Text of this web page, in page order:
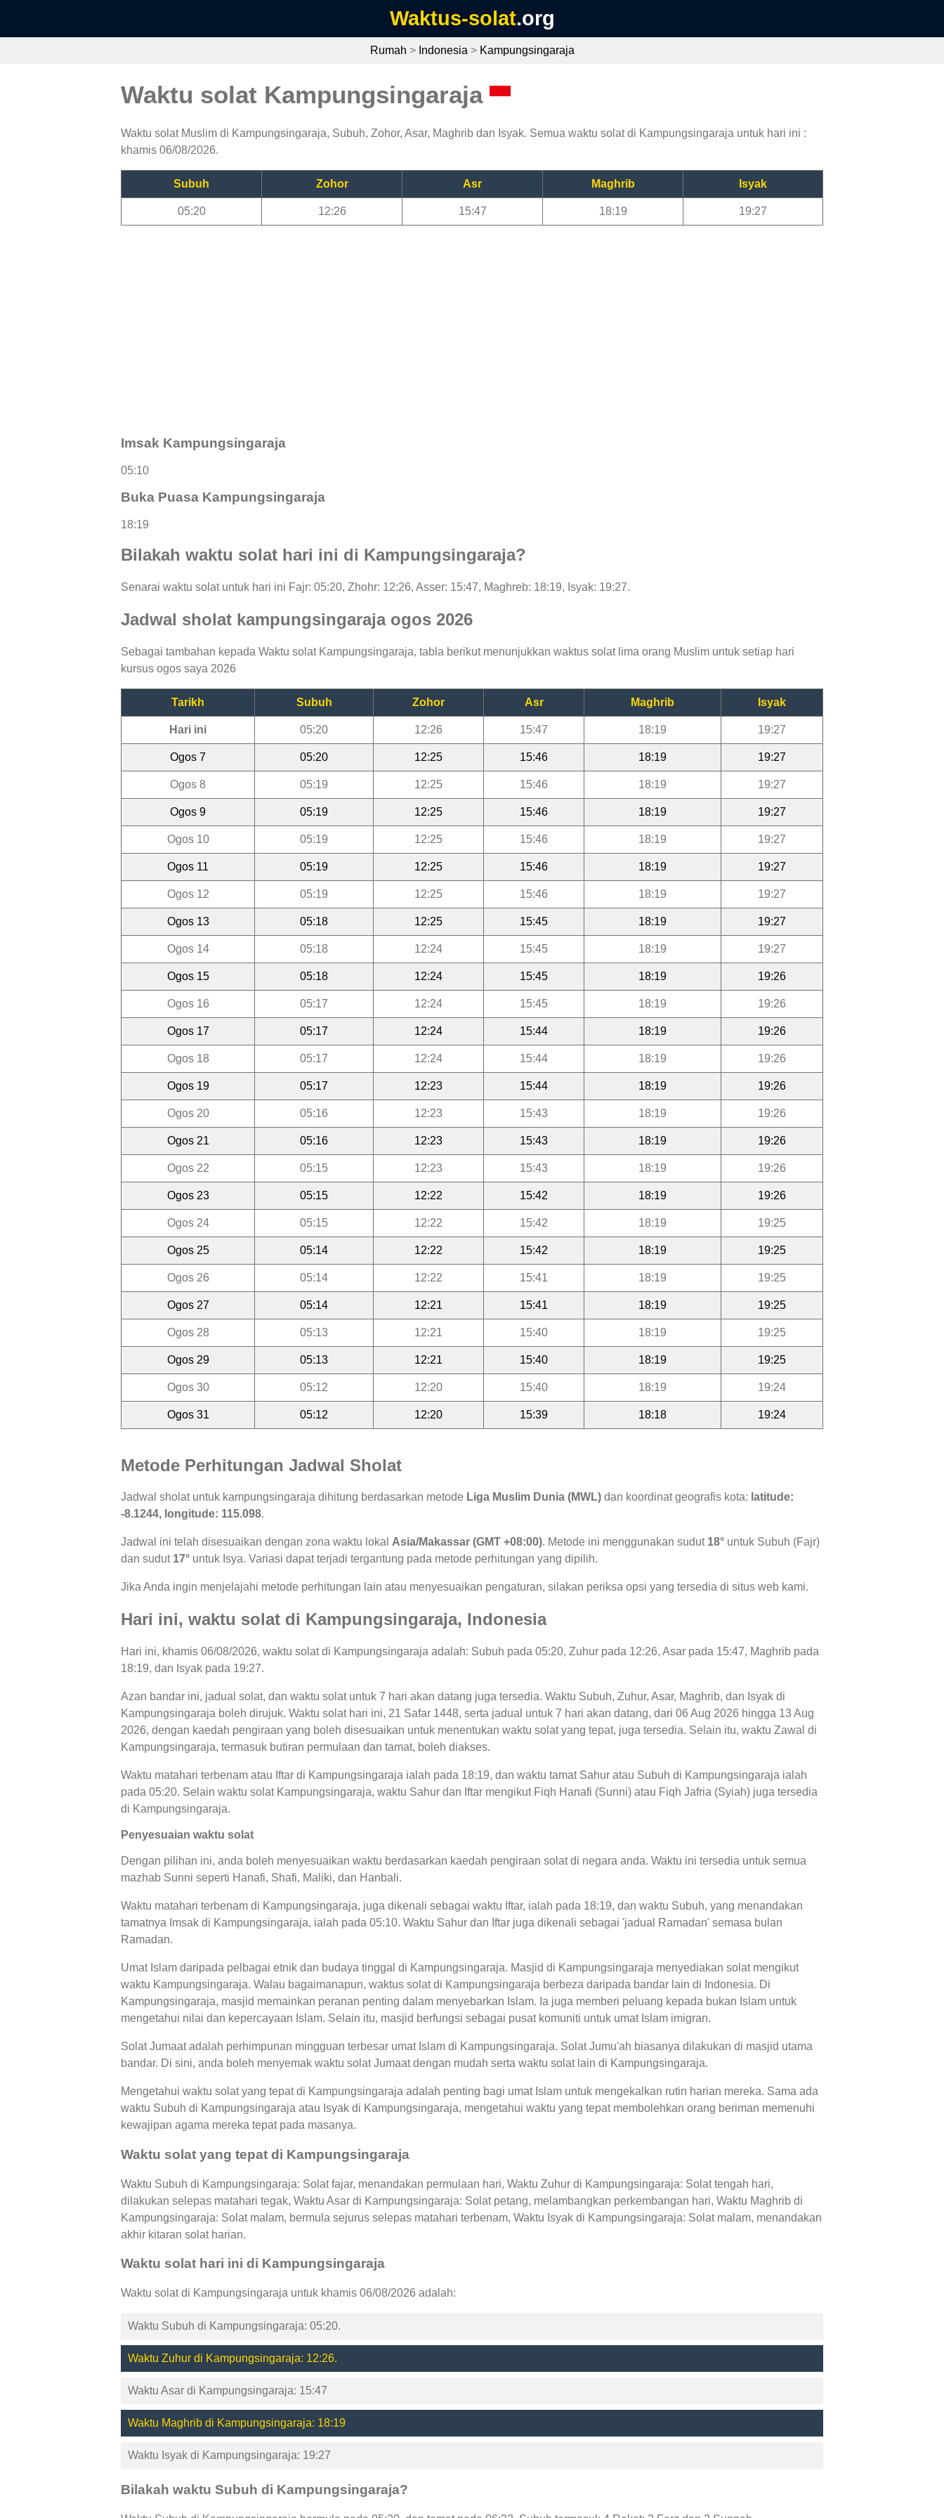
Waktus-solat.org
Rumah > Indonesia > Kampungsingaraja
Waktu solat Kampungsingaraja
Waktu solat Muslim di Kampungsingaraja, Subuh, Zohor, Asar, Maghrib dan Isyak. Semua waktu solat di Kampungsingaraja untuk hari ini :
khamis 06/08/2026.
Subuh Zohor Asr Maghrib Isyak
05:20 12:26 15:47 18:19 19:27
Imsak Kampungsingaraja
05:10
Buka Puasa Kampungsingaraja
18:19
Bilakah waktu solat hari ini di Kampungsingaraja?
Senarai waktu solat untuk hari ini Fajr: 05:20, Zhohr: 12:26, Asser: 15:47, Maghreb: 18:19, Isyak: 19:27.
Jadwal sholat kampungsingaraja ogos 2026
Sebagai tambahan kepada Waktu solat Kampungsingaraja, tabla berikut menunjukkan waktus solat lima orang Muslim untuk setiap hari
kursus ogos saya 2026
Tarikh Subuh Zohor Asr Maghrib Isyak
Hari ini 05:20 12:26 15:47 18:19 19:27
Ogos 7 05:20 12:25 15:46 18:19 19:27
Ogos 8 05:19 12:25 15:46 18:19 19:27
Ogos 9 05:19 12:25 15:46 18:19 19:27
Ogos 10 05:19 12:25 15:46 18:19 19:27
Ogos 11 05:19 12:25 15:46 18:19 19:27
Ogos 12 05:19 12:25 15:46 18:19 19:27
Ogos 13 05:18 12:25 15:45 18:19 19:27
Ogos 14 05:18 12:24 15:45 18:19 19:27
Ogos 15 05:18 12:24 15:45 18:19 19:26
Ogos 16 05:17 12:24 15:45 18:19 19:26
Ogos 17 05:17 12:24 15:44 18:19 19:26
Ogos 18 05:17 12:24 15:44 18:19 19:26
Ogos 19 05:17 12:23 15:44 18:19 19:26
Ogos 20 05:16 12:23 15:43 18:19 19:26
Ogos 21 05:16 12:23 15:43 18:19 19:26
Ogos 22 05:15 12:23 15:43 18:19 19:26
Ogos 23 05:15 12:22 15:42 18:19 19:26
Ogos 24 05:15 12:22 15:42 18:19 19:25
Ogos 25 05:14 12:22 15:42 18:19 19:25
Ogos 26 05:14 12:22 15:41 18:19 19:25
Ogos 27 05:14 12:21 15:41 18:19 19:25
Ogos 28 05:13 12:21 15:40 18:19 19:25
Ogos 29 05:13 12:21 15:40 18:19 19:25
Ogos 30 05:12 12:20 15:40 18:19 19:24
Ogos 31 05:12 12:20 15:39 18:18 19:24
Metode Perhitungan Jadwal Sholat
Jadwal sholat untuk kampungsingaraja dihitung berdasarkan metode Liga Muslim Dunia (MWL) dan koordinat geografis kota: latitude:
-8.1244, longitude: 115.098.
Jadwal ini telah disesuaikan dengan zona waktu lokal Asia/Makassar (GMT +08:00). Metode ini menggunakan sudut 18° untuk Subuh (Fajr)
dan sudut 17° untuk Isya. Variasi dapat terjadi tergantung pada metode perhitungan yang dipilih.
Jika Anda ingin menjelajahi metode perhitungan lain atau menyesuaikan pengaturan, silakan periksa opsi yang tersedia di situs web kami.
Hari ini, waktu solat di Kampungsingaraja, Indonesia
Hari ini, khamis 06/08/2026, waktu solat di Kampungsingaraja adalah: Subuh pada 05:20, Zuhur pada 12:26, Asar pada 15:47, Maghrib pada
18:19, dan Isyak pada 19:27.
Azan bandar ini, jadual solat, dan waktu solat untuk 7 hari akan datang juga tersedia. Waktu Subuh, Zuhur, Asar, Maghrib, dan Isyak di
Kampungsingaraja boleh dirujuk. Waktu solat hari ini, 21 Safar 1448, serta jadual untuk 7 hari akan datang, dari 06 Aug 2026 hingga 13 Aug
2026, dengan kaedah pengiraan yang boleh disesuaikan untuk menentukan waktu solat yang tepat, juga tersedia. Selain itu, waktu Zawal di
Kampungsingaraja, termasuk butiran permulaan dan tamat, boleh diakses.
Waktu matahari terbenam atau Iftar di Kampungsingaraja ialah pada 18:19, dan waktu tamat Sahur atau Subuh di Kampungsingaraja ialah
pada 05:20. Selain waktu solat Kampungsingaraja, waktu Sahur dan Iftar mengikut Fiqh Hanafi (Sunni) atau Fiqh Jafria (Syiah) juga tersedia
di Kampungsingaraja.
Penyesuaian waktu solat
Dengan pilihan ini, anda boleh menyesuaikan waktu berdasarkan kaedah pengiraan solat di negara anda. Waktu ini tersedia untuk semua
mazhab Sunni seperti Hanafi, Shafi, Maliki, dan Hanbali.
Waktu matahari terbenam di Kampungsingaraja, juga dikenali sebagai waktu Iftar, ialah pada 18:19, dan waktu Subuh, yang menandakan
tamatnya Imsak di Kampungsingaraja, ialah pada 05:10. Waktu Sahur dan Iftar juga dikenali sebagai 'jadual Ramadan' semasa bulan
Ramadan.
Umat Islam daripada pelbagai etnik dan budaya tinggal di Kampungsingaraja. Masjid di Kampungsingaraja menyediakan solat mengikut
waktu Kampungsingaraja. Walau bagaimanapun, waktus solat di Kampungsingaraja berbeza daripada bandar lain di Indonesia. Di
Kampungsingaraja, masjid memainkan peranan penting dalam menyebarkan Islam. Ia juga memberi peluang kepada bukan Islam untuk
mengetahui nilai dan kepercayaan Islam. Selain itu, masjid berfungsi sebagai pusat komuniti untuk umat Islam imigran.
Solat Jumaat adalah perhimpunan mingguan terbesar umat Islam di Kampungsingaraja. Solat Jumu'ah biasanya dilakukan di masjid utama
bandar. Di sini, anda boleh menyemak waktu solat Jumaat dengan mudah serta waktu solat lain di Kampungsingaraja.
Mengetahui waktu solat yang tepat di Kampungsingaraja adalah penting bagi umat Islam untuk mengekalkan rutin harian mereka. Sama ada
waktu Subuh di Kampungsingaraja atau Isyak di Kampungsingaraja, mengetahui waktu yang tepat membolehkan orang beriman memenuhi
kewajipan agama mereka tepat pada masanya.
Waktu solat yang tepat di Kampungsingaraja
Waktu Subuh di Kampungsingaraja: Solat fajar, menandakan permulaan hari, Waktu Zuhur di Kampungsingaraja: Solat tengah hari,
dilakukan selepas matahari tegak, Waktu Asar di Kampungsingaraja: Solat petang, melambangkan perkembangan hari, Waktu Maghrib di
Kampungsingaraja: Solat malam, bermula sejurus selepas matahari terbenam, Waktu Isyak di Kampungsingaraja: Solat malam, menandakan
akhir kitaran solat harian.
Waktu solat hari ini di Kampungsingaraja
Waktu solat di Kampungsingaraja untuk khamis 06/08/2026 adalah:
Waktu Subuh di Kampungsingaraja: 05:20.
Waktu Zuhur di Kampungsingaraja: 12:26.
Waktu Asar di Kampungsingaraja: 15:47
Waktu Maghrib di Kampungsingaraja: 18:19
Waktu Isyak di Kampungsingaraja: 19:27
Bilakah waktu Subuh di Kampungsingaraja?